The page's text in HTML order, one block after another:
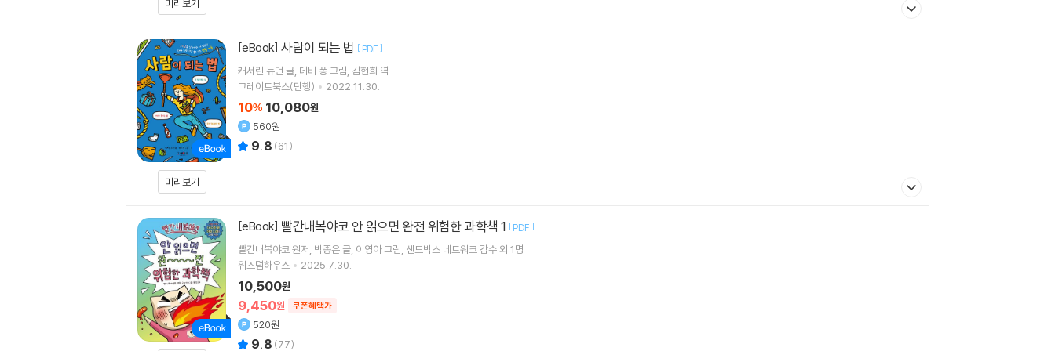
미리보기
미리보기
[eBook] 사람이 되는 법 [ PDF ]
캐서린 뉴먼 글 데비 퐁그림 김현희 역
그레이트북스(단행)
2022.11.30.
10% 10,080원
560원
9.8 (61)
[eBook] 빨간내복야코 안 읽으면 완전 위험한 과학책 1 [PDF ]
빨간내복야코원저 박종은글 이영아그림 샌드박스 네트워크감수 외 1명
위즈덤하우스
2025.7.30.
9,450원 쿠폰혜택가
10,500원
520원
9.8 (77)